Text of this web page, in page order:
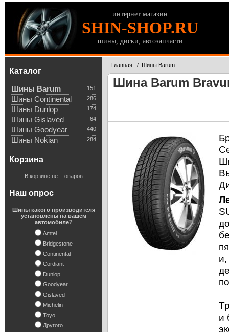
интернет магазин
SHIN-SHOP.RU
шины, диски, автозапчасти
Каталог
151
Шины Barum
286
Шины Continental
174
Шины Dunlop
64
Шины Gislaved
440
Шины Goodyear
284
Шины Nokian
Корзина
В корзине нет товаров
Наш опрос
Шины какого производителя
установлены на вашем
автомобиле?
Amtel
Bridgestone
Continental
Cordiant
Dunlop
Goodyear
Gislaved
Michelin
Toyo
Другого
Главная / Шины Barum
Шина Barum
и